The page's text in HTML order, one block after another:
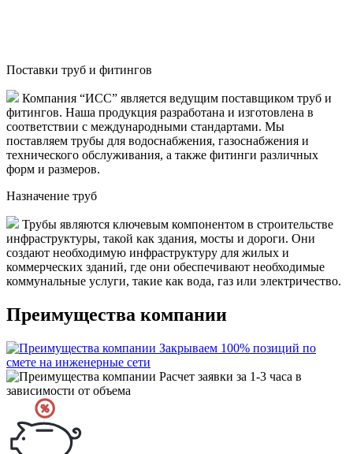
Поставки труб и фитингов
Компания “ИСС” является ведущим поставщиком труб и
фитингов. Наша продукция разработана и изготовлена в
соответствии с международными стандартами. Мы
поставляем трубы для водоснабжения, газоснабжения и
технического обслуживания, а также фитинги различных
форм и размеров.
Назначение труб
Трубы являются ключевым компонентом в строительстве
инфраструктуры, такой как здания, мосты и дороги. Они
создают необходимую инфраструктуру для жилых и
коммерческих зданий, где они обеспечивают необходимые
коммунальные услуги, такие как вода, газ или электричество.
Преимущества компании
Закрываем 100% позиций по
смете на инженерные сети
Расчет заявки за 1-3 часа в
зависимости от объема